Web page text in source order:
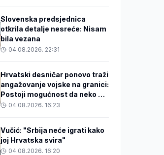
Slovenska predsjednica
otkrila detalje nesreće: Nisam
bila vezana
04.08.2026. 22:31
Hrvatski desničar ponovo traži
angažovanje vojske na granici:
Postoji mogućnost da neko u
BiH zakuha stvari
04.08.2026. 16:23
Vučić: "Srbija neće igrati kako
joj Hrvatska svira"
04.08.2026. 16:20